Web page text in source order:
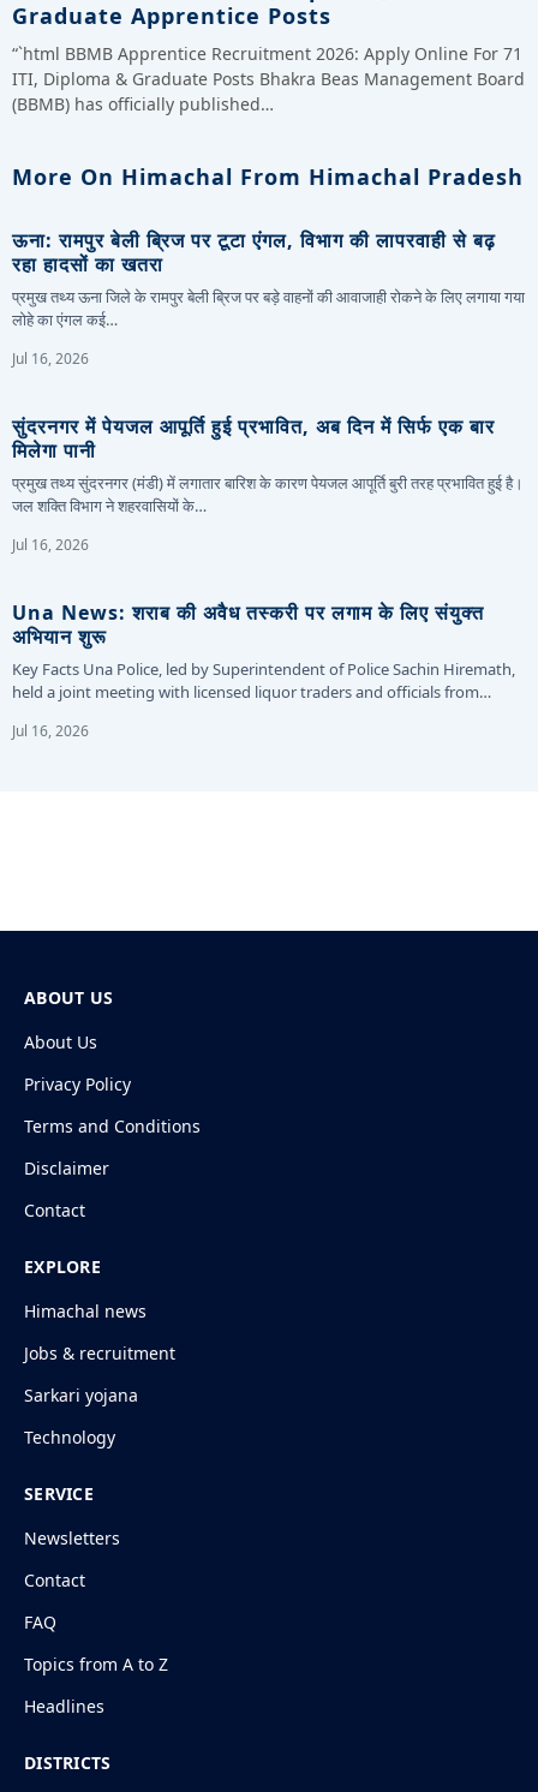
Graduate Apprentice Posts
“`html BBMB Apprentice Recruitment 2026: Apply Online For 71
ITI, Diploma & Graduate Posts Bhakra Beas Management Board
(BBMB) has officially published…
More On Himachal From Himachal Pradesh
ऊना: रामपुर बेली ब्रिज पर टूटा एंगल, विभाग की लापरवाही से बढ़
रहा हादसों का खतरा
प्रमुख तथ्य ऊना जिले के रामपुर बेली ब्रिज पर बड़े वाहनों की आवाजाही रोकने के लिए लगाया गया
लोहे का एंगल कई…
Jul 16, 2026
सुंदरनगर में पेयजल आपूर्ति हुई प्रभावित, अब दिन में सिर्फ एक बार
मिलेगा पानी
प्रमुख तथ्य सुंदरनगर (मंडी) में लगातार बारिश के कारण पेयजल आपूर्ति बुरी तरह प्रभावित हुई है।
जल शक्ति विभाग ने शहरवासियों के…
Jul 16, 2026
Una News: शराब की अवैध तस्करी पर लगाम के लिए संयुक्त
अभियान शुरू
Key Facts Una Police, led by Superintendent of Police Sachin Hiremath,
held a joint meeting with licensed liquor traders and officials from…
Jul 16, 2026
ABOUT US
About Us
Privacy Policy
Terms and Conditions
Disclaimer
Contact
EXPLORE
Himachal news
Jobs & recruitment
Sarkari yojana
Technology
SERVICE
Newsletters
Contact
FAQ
Topics from A to Z
Headlines
DISTRICTS